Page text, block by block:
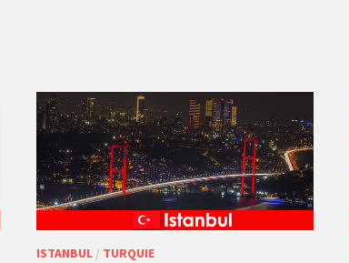
ISTANBUL / TURQUIE